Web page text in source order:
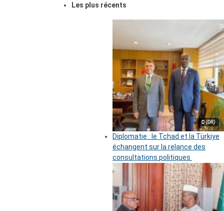
Les plus récents
© (DR)
Diplomatie : le Tchad et la Türkiye
échangent sur la relance des
consultations politiques